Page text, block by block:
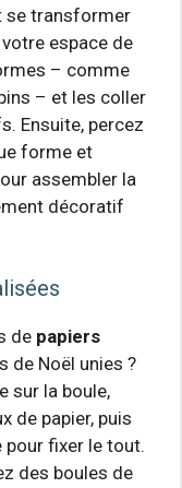
se transformer
espace de
– comme
– et les coller
Ensuite, percez
forme et
assembler la
décoratif
de papiers
de Noël unies ?
sur la boule,
de papier, puis
pour fixer le tout.
des boules de